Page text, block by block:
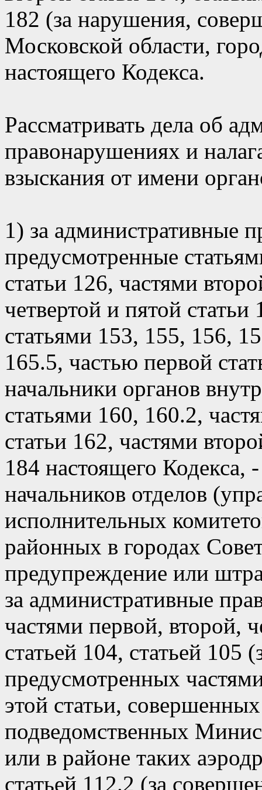
182 (за нарушения,
Московской области,
настоящего Кодекса.
Рассматривать дела об
правонарушениях и
взыскания от имени
1) за административные
предусмотренные
статьи 126, частями
четвертой и пятой
статьями 153, 155, 156,
165.5, частью первой
начальники органов
статьями 160, 160.2,
статьи 162, частями
184 настоящего Кодекса,
начальников отделов
исполнительных
районных в городах
предупреждение или
за административные
частями первой, второй,
статьей 104, статьей
предусмотренных
этой статьи,
подведомственных
или в районе таких
статьей 112.2 (за